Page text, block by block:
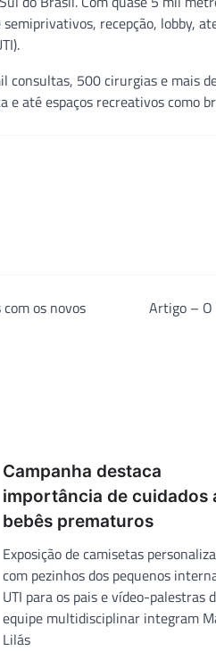
recepção, lobby,
consultas, 500 cirurgias e mais
e até espaços recreativos como
os novos
Artigo – O
Campanha destaca
importância de cuidados
bebês prematuros
Exposição de camisetas
com pezinhos dos pequenos
UTI para os pais e vídeo-palestras
equipe multidisciplinar integram
Lilás